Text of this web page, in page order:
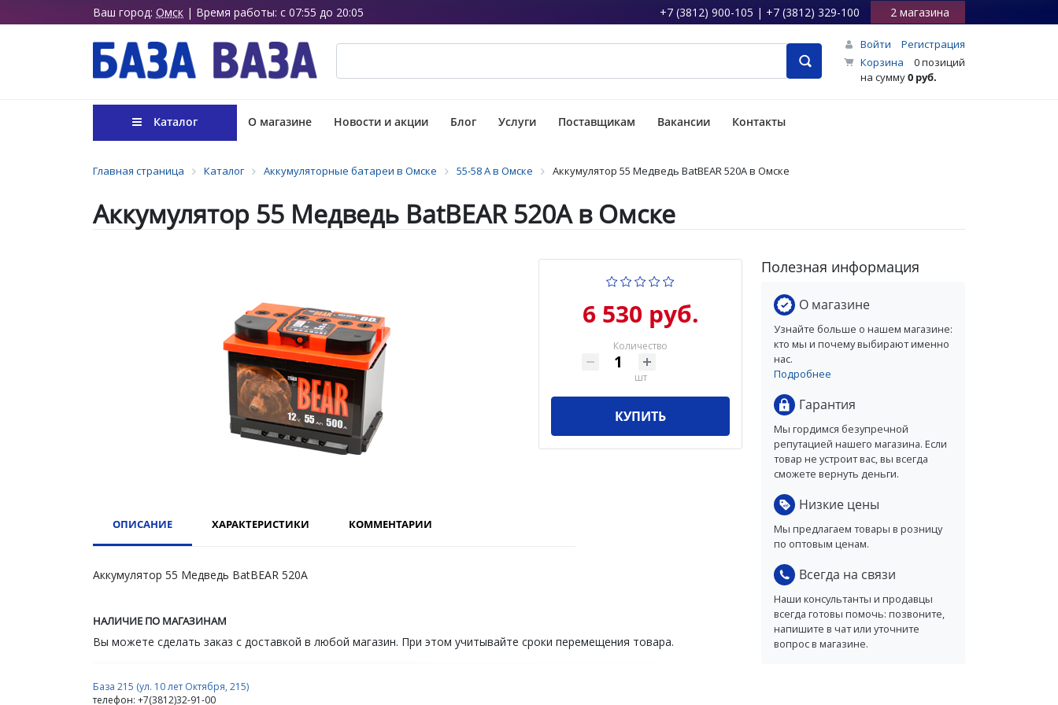
Ваш город: Омск | Время работы: с 07:55 до 20:05 +7 (3812) 900-105 | +7 (3812) 329-100 2 магазина
Войти
Регистрация
Корзина
0 позиций
на сумму0 руб.
Каталог О магазине Новости и акции Блог Услуги Поставщикам Вакансии Контакты
Главная страница Каталог Аккумуляторные батареи в Омске 55-58 А в Омске Аккумулятор 55 Медведь BatBEAR 520А в Омске
Аккумулятор 55 Медведь BatBEAR 520А в Омске
6 530 руб.
Количество
шт
КУПИТЬ
ОПИСАНИЕ ХАРАКТЕРИСТИКИ КОММЕНТАРИИ
Аккумулятор 55 Медведь BatBEAR 520А
НАЛИЧИЕ ПО МАГАЗИНАМ
Вы можете сделать заказ с доставкой в любой магазин. При этом учитывайте сроки перемещения товара.
База 215 (ул. 10 лет Октября, 215)
телефон: +7(3812)32-91-00
Полезная информация
О магазине
Узнайте больше о нашем магазине:
кто мы и почему выбирают именно
нас.
Подробнее
Гарантия
Мы гордимся безупречной
репутацией нашего магазина. Если
товар не устроит вас, вы всегда
сможете вернуть деньги.
Низкие цены
Мы предлагаем товары в розницу
по оптовым ценам.
Всегда на связи
Наши консультанты и продавцы
всегда готовы помочь: позвоните,
напишите в чат или уточните
вопрос в магазине.